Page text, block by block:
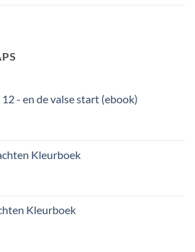
- en de valse start (ebook)
Kleurboek
Kleurboek